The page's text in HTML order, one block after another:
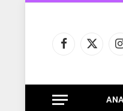
Facebook
X